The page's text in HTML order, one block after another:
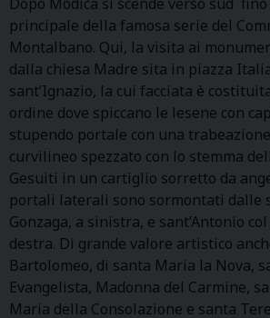
principale della famosa serie del
Montalbano. Qui, la visita ai
dalla chiesa Madre sita in piazza
sant’Ignazio, la cui facciata è
ordine dove spiccano le lesene con
stupendo portale con una
curvilineo spezzato con lo stemma
Gesuiti in un cartiglio sorretto da
portali laterali sono sormontati dalle
Gonzaga, a sinistra, e sant’Antonio
destra. Di grande valore artistico
Bartolomeo, di santa Maria la Nova,
Evangelista, Madonna del Carmine,
Maria della Consolazione e santa